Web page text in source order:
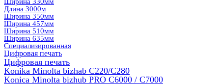
Длина 3000м
Ширина 350мм
Ширина 457мм
Ширина 510мм
Ширина 635мм
Специализированная
Цифровая печать
Цифровая печать
Konika Minolta bizhab C220/C280
Konica Minolta bizhub PRO C6000 / C7000